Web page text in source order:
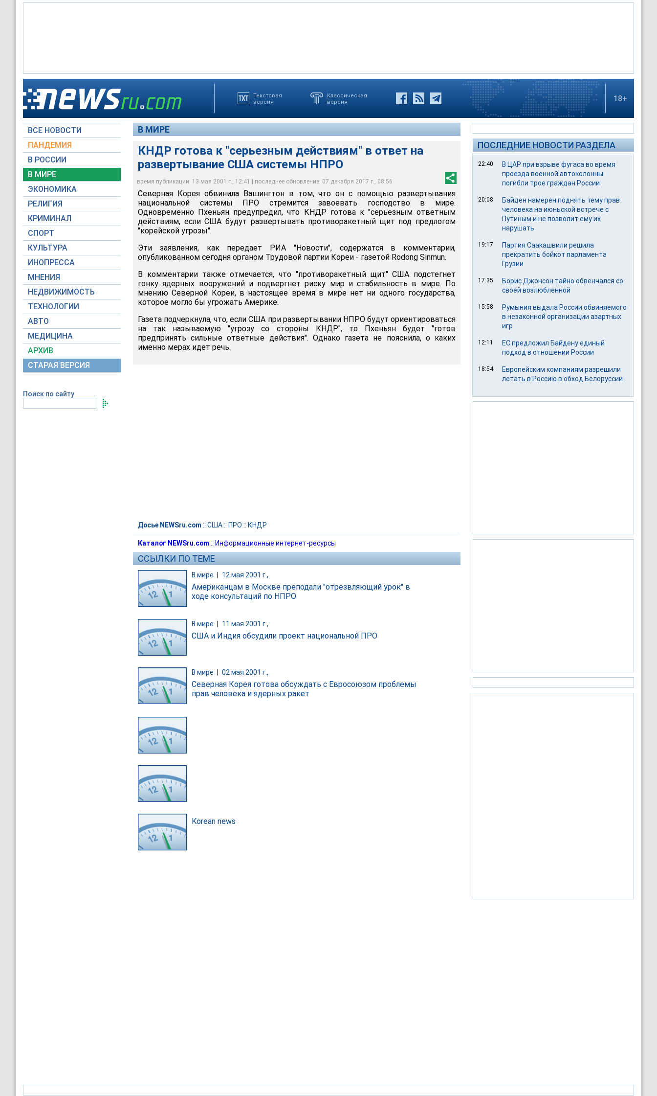
Текстовая
версия
Классическая
версия
18+
ВСЕ НОВОСТИ
ПАНДЕМИЯ
В РОССИИ
В МИРЕ
ЭКОНОМИКА
РЕЛИГИЯ
КРИМИНАЛ
СПОРТ
КУЛЬТУРА
ИНОПРЕССА
МНЕНИЯ
НЕДВИЖИМОСТЬ
ТЕХНОЛОГИИ
АВТО
МЕДИЦИНА
АРХИВ
СТАРАЯ ВЕРСИЯ
Поиск по сайту
В МИРЕ
КНДР готова к "серьезным действиям" в ответ на
развертывание США системы НПРО
время публикации: 13 мая 2001 г., 12:41 | последнее обновление: 07 декабря 2017 г., 08:56
Северная Корея обвинила Вашингтон в том, что он с помощью развертывания
национальной системы ПРО стремится завоевать господство в мире.
Одновременно Пхеньян предупредил, что КНДР готова к "серьезным ответным
действиям, если США будут развертывать противоракетный щит под предлогом
"корейской угрозы".
Эти заявления, как передает РИА "Новости", содержатся в комментарии,
опубликованном сегодня органом Трудовой партии Кореи - газетой Rodong Sinmun.
В комментарии также отмечается, что "противоракетный щит" США подстегнет
гонку ядерных вооружений и подвергнет риску мир и стабильность в мире. По
мнению Северной Кореи, в настоящее время в мире нет ни одного государства,
которое могло бы угрожать Америке.
Газета подчеркнула, что, если США при развертывании НПРО будут ориентироваться
на так называемую "угрозу со стороны КНДР", то Пхеньян будет "готов
предпринять сильные ответные действия". Однако газета не пояснила, о каких
именно мерах идет речь.
Досье NEWSru.com :: США:: ПРО :: КНДР
Каталог NEWSru.com :: Информационные интернет-ресурсы
ССЫЛКИ ПО ТЕМЕ
В мире 12 мая 2001 г.,
Американцам в Москве преподали "отрезвляющий урок" в
ходе консультаций по НПРО
В мире 11 мая 2001 г.,
США и Индия обсудили проект национальной ПРО
В мире 02 мая 2001 г.,
Северная Корея готова обсуждать с Евросоюзом проблемы
прав человека и ядерных ракет
Korean news
ПОСЛЕДНИЕ НОВОСТИ РАЗДЕЛА
22:40
В ЦАР при взрыве фугаса во время
проезда военной автоколонны
погибли трое граждан России
20:08
Байден намерен поднять тему прав
человека на июньской встрече с
Путиным и не позволит ему их
нарушать
19:17
Партия Саакашвили решила
прекратить бойкот парламента
Грузии
17:35
Борис Джонсон тайно обвенчался со
своей возлюбленной
15:58
Румыния выдала России обвиняемого
в незаконной организации азартных
игр
12:11
ЕС предложил Байдену единый
подход в отношении России
18:54
Европейским компаниям разрешили
летать в Россию в обход Белоруссии